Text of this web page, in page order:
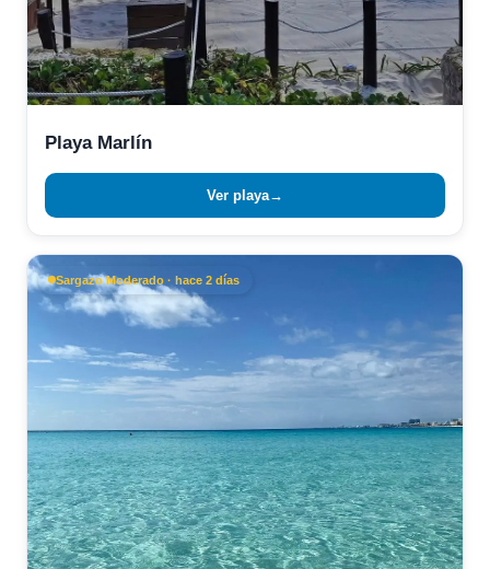
Playa Marlín
Ver playa→
Sargazo Moderado · hace 2 días